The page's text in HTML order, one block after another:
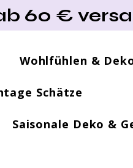
60 €
Wohlfühlen &
Schätze
Saisonale Deko &